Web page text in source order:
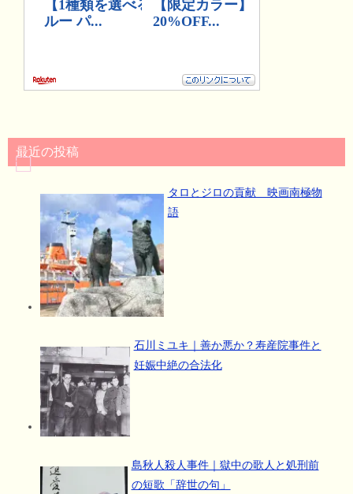
最近の投稿
タロとジロの貢献 映画南極物
語
石川ミユキ｜善か悪か？寿産院事件と
妊娠中絶の合法化
島秋人殺人事件｜獄中の歌人と処刑前
の短歌「辞世の句」